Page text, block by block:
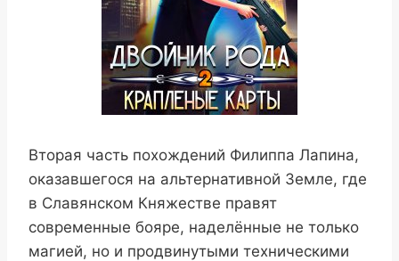
Вторая часть похождений Филиппа Лапина,
оказавшегося на альтернативной Земле, где
в Славянском Княжестве правят
современные бояре, наделённые не только
магией, но и продвинутыми техническими